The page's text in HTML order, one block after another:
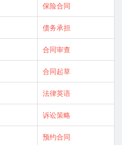
保险合同
债务承担
合同审查
合同起草
法律英语
诉讼策略
预约合同